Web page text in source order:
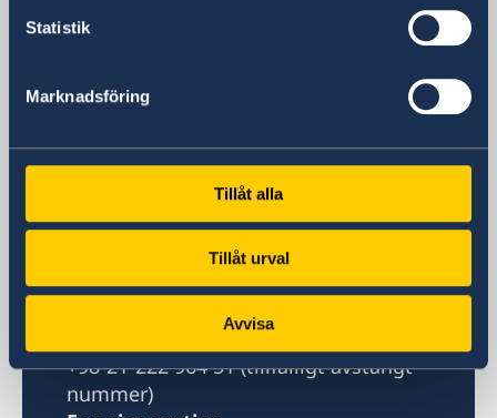
Statistik
Marknadsföring
Tillåt alla
Tillåt urval
Avvisa
No. 27 Nastaran St, Boostan St.
Tehran, Iran
Embassy of Sweden
P.O. Box 458
Iran
+98 21 2371 2200 (tillfälligt avstängt
+98-21-222 964 51 (tillfälligt avstängt
nummer)